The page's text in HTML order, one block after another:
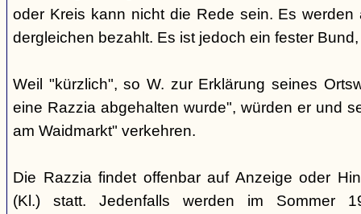
oder Kreis kann nicht die Rede sein. Es
dergleichen bezahlt. Es ist jedoch ein fester
Weil "kürzlich", so W. zur Erklärung seines
eine Razzia abgehalten wurde", würden er und
am Waidmarkt" verkehren.
Die Razzia findet offenbar auf Anzeige oder
(Kl.) statt. Jedenfalls werden im Sommer